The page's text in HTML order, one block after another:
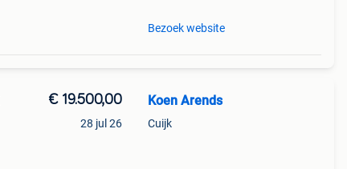
Bezoek website
€ 19.500,00
28 jul 26
Koen Arends
Cuijk